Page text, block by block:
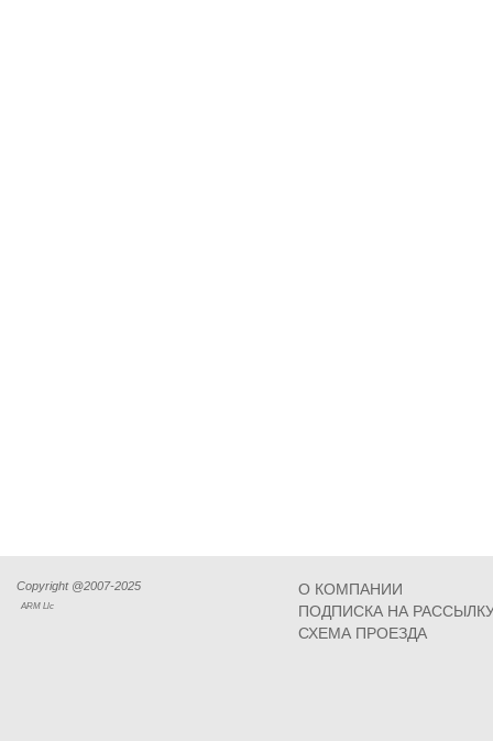
Copyright @2007-2025
ARM Llc
О КОМПАНИИ
ПОДПИСКА НА
СХЕМА ПРОЕЗДА